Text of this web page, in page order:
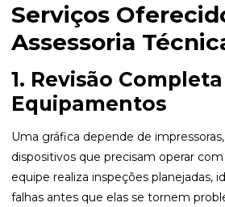
Serviços
Assessoria
1. Revisão
Equipamentos
Uma gráfica depende de
dispositivos que precisam operar com
equipe realiza inspeções planejadas,
falhas antes que elas se tornem